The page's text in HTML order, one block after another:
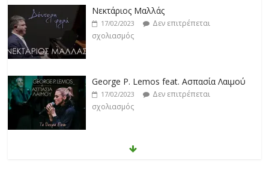
Νεκτάριος Μαλλάς
17/02/2023
Δεν επιτρέπεται
σχολιασμός
George P. Lemos feat. Ασπασία Λαιμού
17/02/2023
Δεν επιτρέπεται
σχολιασμός
Μάριος Δαρβίρας